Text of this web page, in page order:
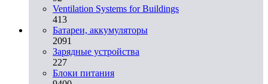
Ventilation Systems for Buildings
413
Батареи, аккумуляторы
2091
Зарядные устройства
227
Блоки питания